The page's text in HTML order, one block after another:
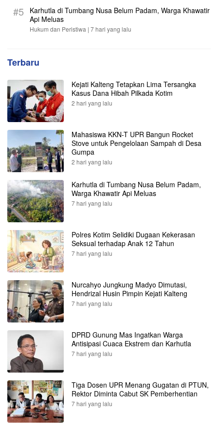
#5
Karhutla di Tumbang Nusa Belum Padam, Warga Khawatir
Api Meluas
Hukum dan Peristiwa | 7 hari yang lalu
Terbaru
Kejati Kalteng Tetapkan Lima Tersangka
Kasus Dana Hibah Pilkada Kotim
2 hari yang lalu
Mahasiswa KKN-T UPR Bangun Rocket
Stove untuk Pengelolaan Sampah di Desa
Gumpa
2 hari yang lalu
Karhutla di Tumbang Nusa Belum Padam,
Warga Khawatir Api Meluas
7 hari yang lalu
Polres Kotim Selidiki Dugaan Kekerasan
Seksual terhadap Anak 12 Tahun
7 hari yang lalu
Nurcahyo Jungkung Madyo Dimutasi,
Hendrizal Husin Pimpin Kejati Kalteng
7 hari yang lalu
DPRD Gunung Mas Ingatkan Warga
Antisipasi Cuaca Ekstrem dan Karhutla
7 hari yang lalu
Tiga Dosen UPR Menang Gugatan di PTUN,
Rektor Diminta Cabut SK Pemberhentian
7 hari yang lalu